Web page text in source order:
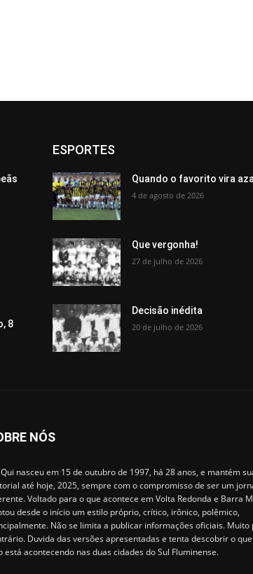
8
ESPORTES
Quando o favorito vira
4 de agosto de 2026
Que vergonha!
27 de julho de 2026
Decisão inédita
20 de julho de 2026
NÓS
nasceu em 15 de outubro de 1997, há 28 anos, e mantém
até hoje, 2025, sempre com o compromisso de ser um
Voltado para o que acontece em Volta Redonda e Barra
desde o início um estilo próprio, crítico, irônico, polêmico,
Não se limita a publicar informações oficiais. Muito
Duvida das versões apresentadas e tenta descobrir o
está acontecendo nas duas cidades do Sul Fluminense.